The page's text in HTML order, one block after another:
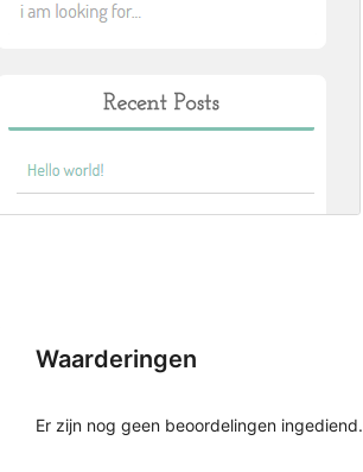
Waarderingen
Er zijn nog geen beoordelingen ingediend.